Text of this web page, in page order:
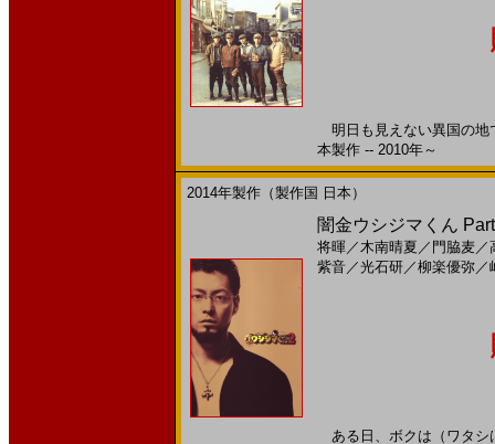
明日も見えない異国の
本製作 -- 2010年～
2014年製作（製作国 日本）
闇金ウシジマくん
将暉／木南晴夏 ／ 門脇麦／
紫音／光石研／柳楽優弥／
ある日、ボクは（ワタシ